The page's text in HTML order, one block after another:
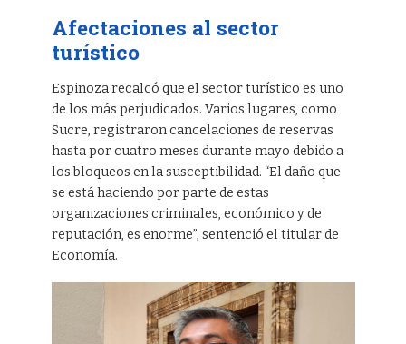
Afectaciones al sector
turístico
Espinoza recalcó que el sector turístico es uno
de los más perjudicados. Varios lugares, como
Sucre, registraron cancelaciones de reservas
hasta por cuatro meses durante mayo debido a
los bloqueos en la susceptibilidad. “El daño que
se está haciendo por parte de estas
organizaciones criminales, económico y de
reputación, es enorme”, sentenció el titular de
Economía.